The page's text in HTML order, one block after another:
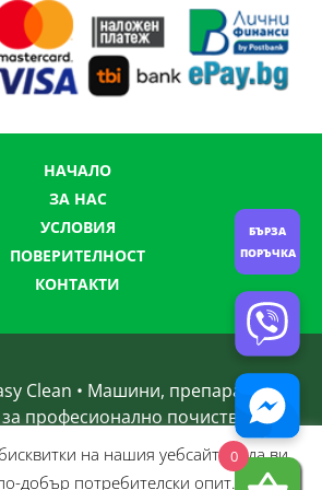
НАЧАЛО
ЗА НАС
УСЛОВИЯ
ПОВЕРИТЕЛНОСТ
КОНТАКТИ
Clean • Машини, препарати и
професионално почистване
на нашия уебсайт, за да ви
добър потребителски опит.
0
БЪРЗА
ПОРЪЧКА